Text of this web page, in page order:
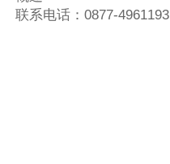
联系电话：0877-4961193